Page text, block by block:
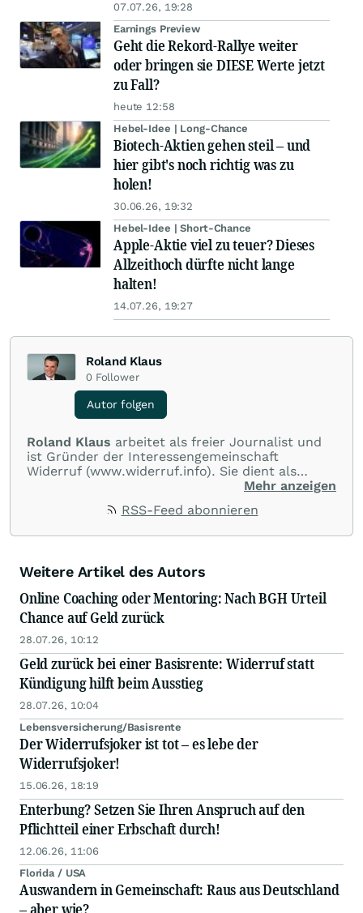
07.07.26, 19:28
Earnings Preview
Geht die Rekord-Rallye weiter
oder bringen sie DIESE Werte jetzt
zu Fall?
heute 12:58
Hebel-Idee | Long-Chance
Biotech-Aktien gehen steil – und
hier gibt's noch richtig was zu
holen!
30.06.26, 19:32
Hebel-Idee | Short-Chance
Apple-Aktie viel zu teuer? Dieses
Allzeithoch dürfte nicht lange
halten!
14.07.26, 19:27
Roland Klaus
0 Follower
Autor folgen
Roland Klaus arbeitet als freier Journalist und
ist Gründer der Interessengemeinschaft
Widerruf (www.widerruf.info). Sie dient als
Anlaufstelle für alle, die sich zum Thema
wollen und bietet eine kostenlose Prüfung von
n-tv, N24 und den amerikanischen Finanzsender
Wirtschaftliche Selbstverteidigung.
Mehr anzeigen
RSS-Feed abonnieren
Weitere Artikel des Autors
Online Coaching oder Mentoring: Nach BGH Urteil
Chance auf Geld zurück
28.07.26, 10:12
Geld zurück bei einer Basisrente: Widerruf statt
Kündigung hilft beim Ausstieg
28.07.26, 10:04
Lebensversicherung/Basisrente
Der Widerrufsjoker ist tot – es lebe der
Widerrufsjoker!
15.06.26, 18:19
Enterbung? Setzen Sie Ihren Anspruch auf den
Pflichtteil einer Erbschaft durch!
12.06.26, 11:06
Florida / USA
Auswandern in Gemeinschaft: Raus aus Deutschland
– aber wie?